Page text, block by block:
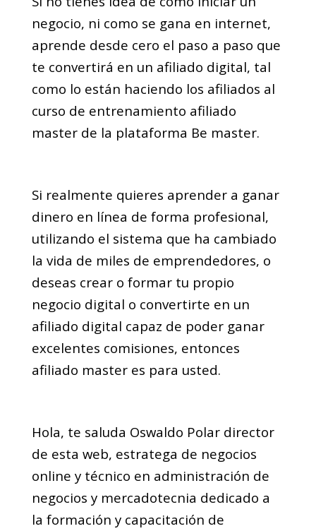
negocio, ni como se gana en internet,
aprende desde cero el paso a paso que
te convertirá en un afiliado digital, tal
como lo están haciendo los afiliados al
curso de entrenamiento afiliado
master de la plataforma Be master.
Si realmente quieres aprender a ganar
dinero en línea de forma profesional,
utilizando el sistema que ha cambiado
la vida de miles de emprendedores, o
deseas crear o formar tu propio
negocio digital o convertirte en un
afiliado digital capaz de poder ganar
excelentes comisiones, entonces
afiliado master es para usted.
Hola, te saluda Oswaldo Polar director
de esta web, estratega de negocios
online y técnico en administración de
negocios y mercadotecnia dedicado a
la formación y capacitación de